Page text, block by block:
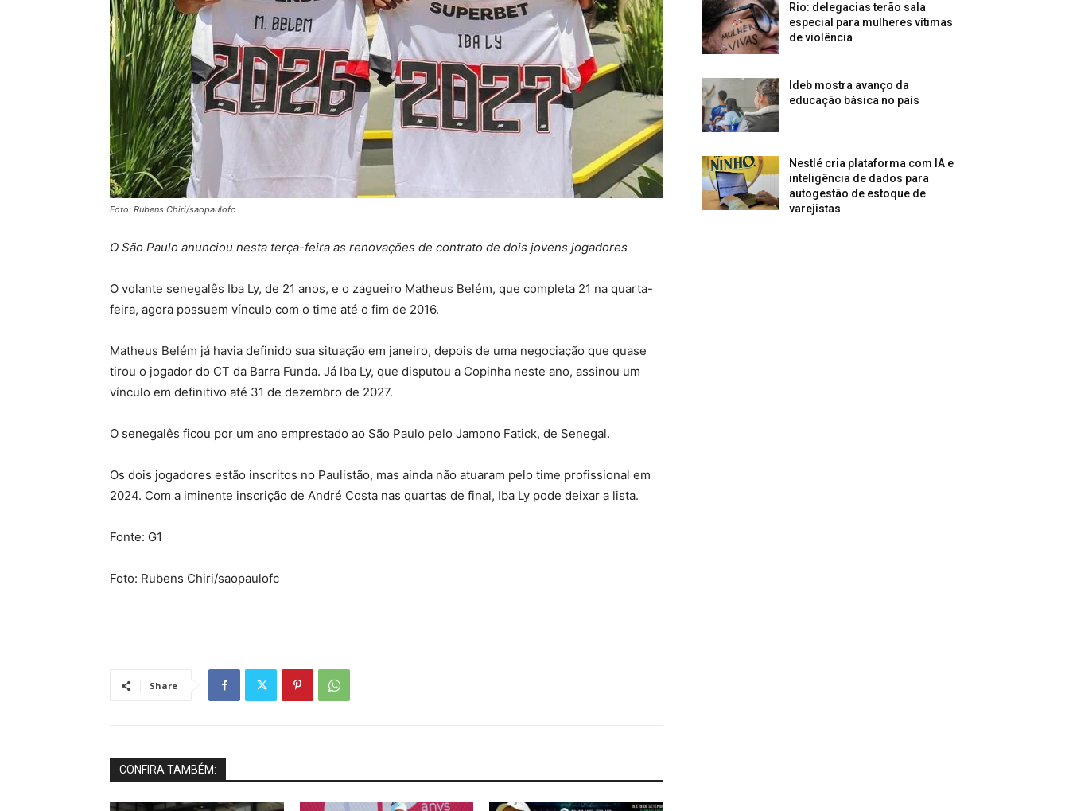
Foto: Rubens Chiri/saopaulofc
O São Paulo anunciou nesta terça-feira as renovações de contrato de dois jovens jogadores
O volante senegalês Iba Ly, de 21 anos, e o zagueiro Matheus Belém, que completa 21 na quarta-
feira, agora possuem vínculo com o time até o fim de 2016.
Matheus Belém já havia definido sua situação em janeiro, depois de uma negociação que quase
tirou o jogador do CT da Barra Funda. Já Iba Ly, que disputou a Copinha neste ano, assinou um
vínculo em definitivo até 31 de dezembro de 2027.
O senegalês ficou por um ano emprestado ao São Paulo pelo Jamono Fatick, de Senegal.
Os dois jogadores estão inscritos no Paulistão, mas ainda não atuaram pelo time profissional em
2024. Com a iminente inscrição de André Costa nas quartas de final, Iba Ly pode deixar a lista.
Fonte: G1
Foto: Rubens Chiri/saopaulofc
Share
CONFIRA TAMBÉM:
Rio: delegacias terão sala
especial para mulheres vítimas
de violência
Ideb mostra avanço da
educação básica no país
Nestlé cria plataforma com IA e
inteligência de dados para
autogestão de estoque de
varejistas